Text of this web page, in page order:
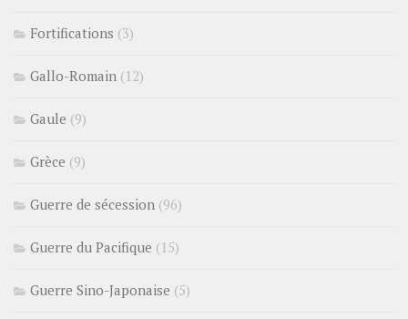
Fortifications (3)
Gallo-Romain (12)
Gaule (9)
Grèce (9)
Guerre de sécession (96)
Guerre du Pacifique (15)
Guerre Sino-Japonaise (5)